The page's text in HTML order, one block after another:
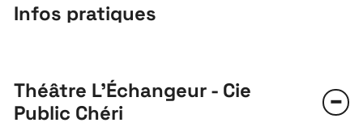
Infos pratiques
Théâtre L'Échangeur - Cie
Public Chéri